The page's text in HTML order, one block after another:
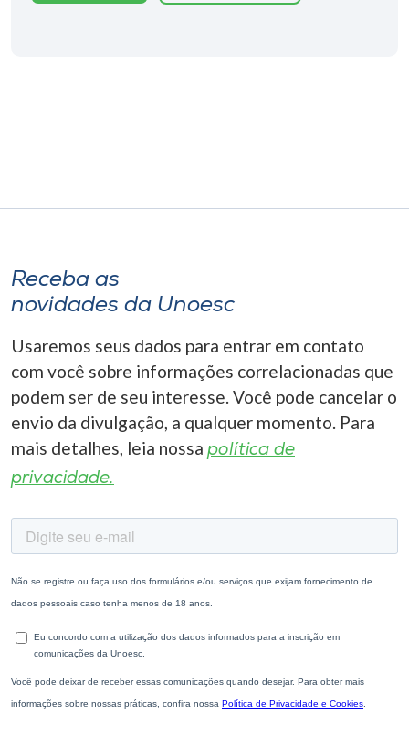
Receba as
novidades da Unoesc
Usaremos seus dados para entrar em contato
com você sobre informações correlacionadas que
podem ser de seu interesse. Você pode cancelar o
envio da divulgação, a qualquer momento. Para
mais detalhes, leia nossa política de
privacidade.